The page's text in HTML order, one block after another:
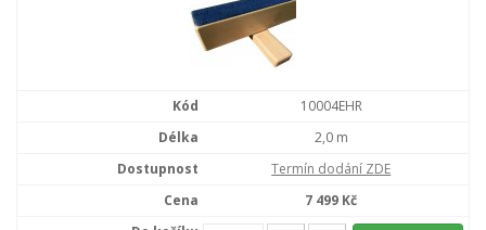
10004EHR
2,0 m
Termín dodání ZDE
7 499 Kč